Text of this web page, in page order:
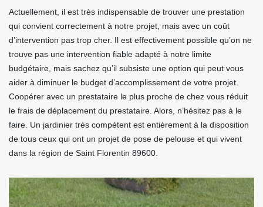
Actuellement, il est très indispensable de trouver une prestation
qui convient correctement à notre projet, mais avec un coût
d’intervention pas trop cher. Il est effectivement possible qu’on ne
trouve pas une intervention fiable adapté à notre limite
budgétaire, mais sachez qu’il subsiste une option qui peut vous
aider à diminuer le budget d’accomplissement de votre projet.
Coopérer avec un prestataire le plus proche de chez vous réduit
le frais de déplacement du prestataire. Alors, n’hésitez pas à le
faire. Un jardinier très compétent est entièrement à la disposition
de tous ceux qui ont un projet de pose de pelouse et qui vivent
dans la région de Saint Florentin 89600.